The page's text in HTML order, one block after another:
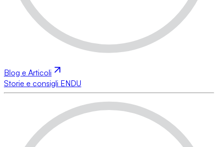
Blog e Articoli
Storie e consigli ENDU